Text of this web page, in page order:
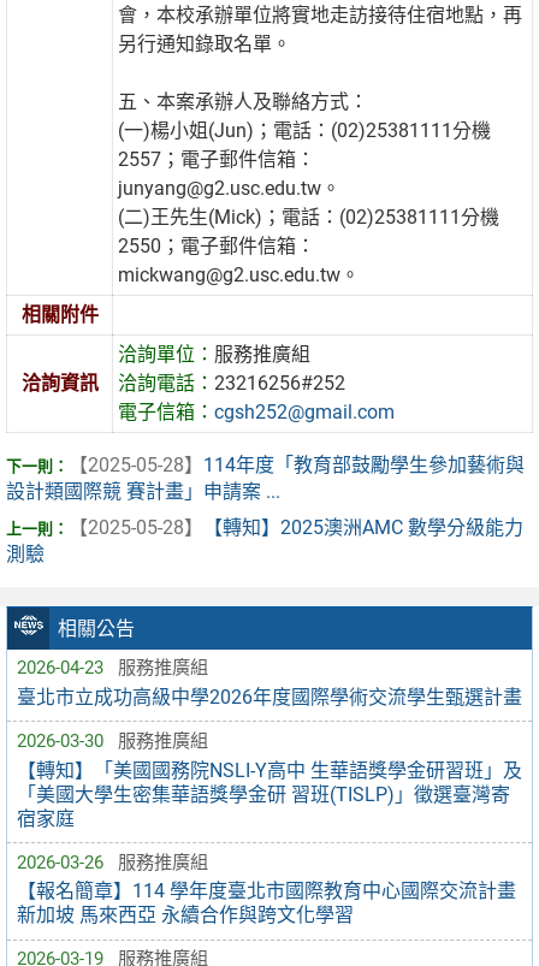
相關公告
2026-04-23 服務推廣組
臺北市立成功高級中學2026年度國際學術交流學生甄選計畫
2026-03-30 服務推廣組
【轉知】「美國國務院NSLI-Y高中 生華語獎學金研習班」及
「美國大學生密集華語獎學金研 習班(TISLP)」徵選臺灣寄
宿家庭
2026-03-26 服務推廣組
【報名簡章】114 學年度臺北市國際教育中心國際交流計畫
新加坡 馬來西亞 永續合作與跨文化學習
2026-03-19 服務推廣組
會，本校承辦單位將實地走訪接待住宿地點，再
另行通知錄取名單。
五、本案承辦人及聯絡方式：
(一)楊小姐(Jun)；電話：(02)25381111分機
2557；電子郵件信箱：
junyang@g2.usc.edu.tw。
(二)王先生(Mick)；電話：(02)25381111分機
2550；電子郵件信箱：
mickwang@g2.usc.edu.tw。
相關附件
洽詢資訊
洽詢單位： 服務推廣組
洽詢電話：23216256#252
電子信箱：cgsh252@gmail.com
【2025-05-28】 114年度「教育部鼓勵學生參加藝術與
設計類國際競 賽計畫」申請案 ...
【2025-05-28】
【轉知】2025澳洲AMC 數學分級能力
測驗